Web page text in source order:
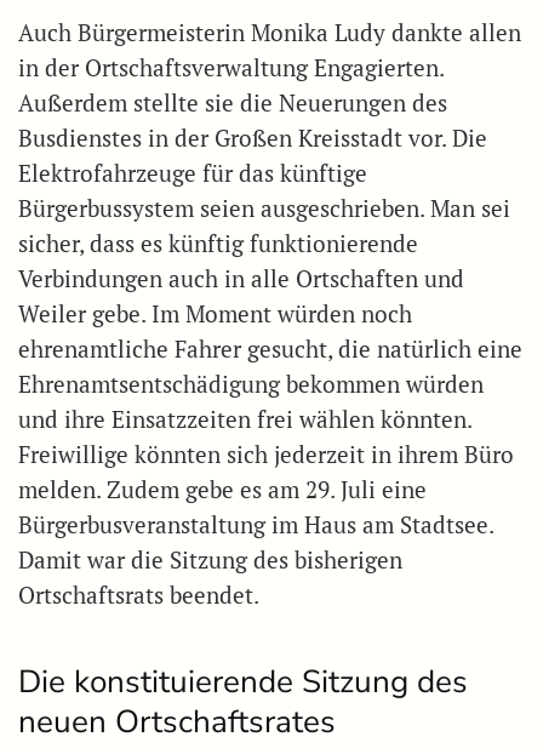
Auch Bürgermeisterin Monika Ludy dankte allen
in der Ortschaftsverwaltung Engagierten.
Außerdem stellte sie die Neuerungen des
Busdienstes in der Großen Kreisstadt vor. Die
Elektrofahrzeuge für das künftige
Bürgerbussystem seien ausgeschrieben. Man sei
sicher, dass es künftig funktionierende
Verbindungen auch in alle Ortschaften und
Weiler gebe. Im Moment würden noch
ehrenamtliche Fahrer gesucht, die natürlich eine
Ehrenamtsentschädigung bekommen würden
und ihre Einsatzzeiten frei wählen könnten.
Freiwillige könnten sich jederzeit in ihrem Büro
melden. Zudem gebe es am 29. Juli eine
Bürgerbusveranstaltung im Haus am Stadtsee.
Damit war die Sitzung des bisherigen
Ortschaftsrats beendet.
Die konstituierende Sitzung des
neuen Ortschaftsrates